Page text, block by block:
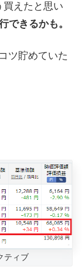
買えたと思い
できるかも。
ツ貯めていた
ティブ